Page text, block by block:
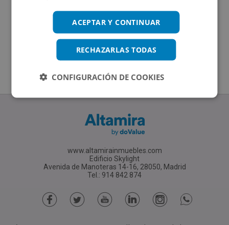
www.altamirainmuebles.com
Edificio Skylight
Avenida de Manoteras 14-16, 28050, Madrid
Tel.: 914 842 874
ACEPTAR Y CONTINUAR
RECHAZARLAS TODAS
CONFIGURACIÓN DE COOKIES